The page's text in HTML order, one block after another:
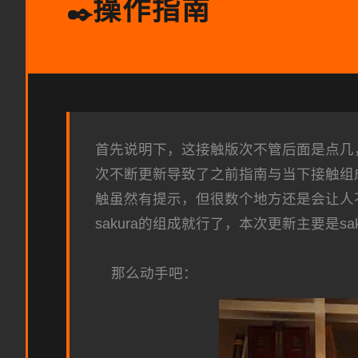
✒️操作指南
首先说明下，这接触版次不管后面是点
次不断更新导致了之前指南与当下接触
触虽然有提示，但很数个地方还是会让
sakura的组成就行了，本次更新主要是
那么动手吧：